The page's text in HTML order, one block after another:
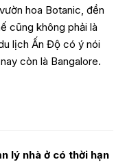
hoa Botanic, đền
cũng không phải là
lịch Ấn Độ có ý nói
còn là Bangalore.
lý nhà ở có thời hạn